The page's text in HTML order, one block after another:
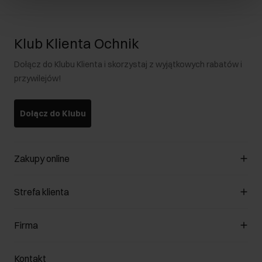
Klub Klienta Ochnik
Dołącz do Klubu Klienta i skorzystaj z wyjątkowych rabatów i
przywilejów!
Dołącz do Klubu
Zakupy online
Zarządzaj cookies
Formy płatności
Jak dokonać zwrotu?
Strefa klienta
Klub Klienta
Firma
O nas
Kontakt